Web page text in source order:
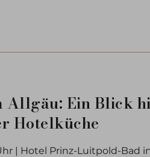
Allgäu: Ein Blick
Hotelküche
| Hotel Prinz-Luitpold-Bad